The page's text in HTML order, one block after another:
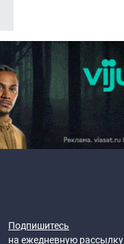
Подпишитесь
на ежедневную рассылку